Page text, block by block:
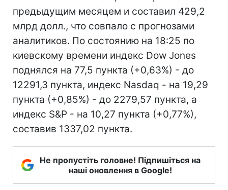
предыдущим месяцем и составил 429,2
млрд долл., что совпало с прогнозами
аналитиков. По состоянию на 18:25 по
киевскому времени индекс Dow Jones
поднялся на 77,5 пункта (+0,63%) - до
12291,3 пункта, индекс Nasdaq - на 19,29
пункта (+0,85%) - до 2279,57 пункта, а
индекс S&P - на 10,27 пункта (+0,77%),
составив 1337,02 пункта.
Не пропустіть головне! Підпишіться на
наші оновлення в Google!